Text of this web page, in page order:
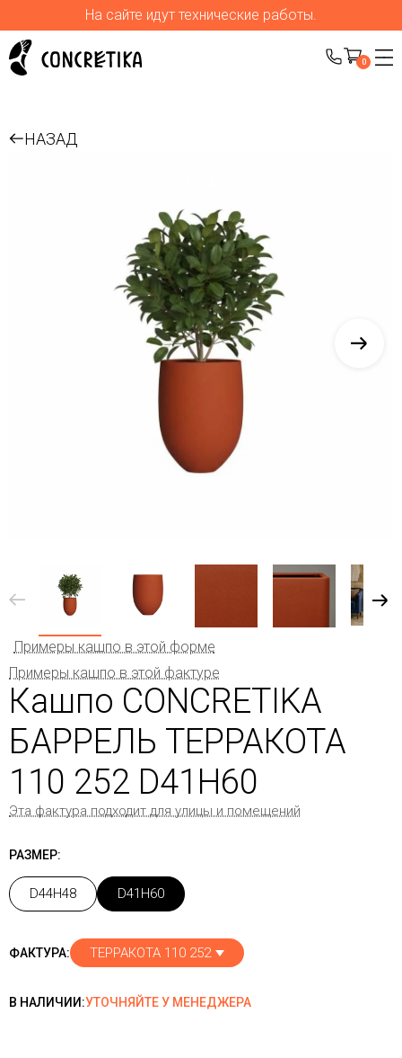
На сайте идут технические работы.
0
НАЗАД
Примеры кашпо в этой форме
Примеры кашпо в этой фактуре
Кашпо CONCRETIKA
БАРРЕЛЬ ТЕРРАКОТА
110 252 D41H60
Эта фактура подходит для улицы и помещений
РАЗМЕР:
D44H48 D41H60
ФАКТУРА: ТЕРРАКОТА 110 252
В НАЛИЧИИ:УТОЧНЯЙТЕ У МЕНЕДЖЕРА